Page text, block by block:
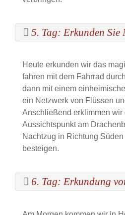
5. Tag: Erkunden Sie
Heute erkunden wir das
fahren mit dem Fahrrad
dann mit einem
ein Netzwerk von Flüssen
Anschließend erklimmen wir
Aussichtspunkt am
Nachtzug in Richtung
besteigen.
6. Tag: Erkundung